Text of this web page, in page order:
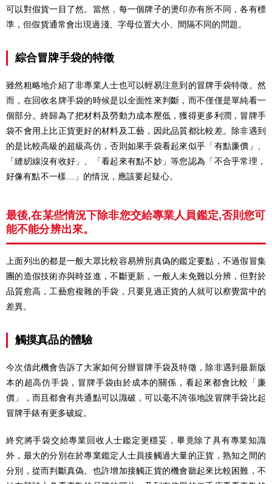
可以對假貨一目了然。當然，每一個牌子的燙印亦有所不同，各有標
準，但假貨通常會出現過淺、字母位置大小、間隔不同的問題。
綜合冒牌手袋的特徵
雖然粗略地介紹了非專業人士也可以輕易注意到的冒牌手袋特徵。然
而，在回收名牌手袋的時候是以全面性來判斷，而不僅僅是單純看一
個部分。終歸為了把材料及勞動力成本壓低，獲得更多利潤，冒牌手
袋不會用上比正貨更好的材料及工藝，因此品質都比較差。除非遇到
的是比較高級的超級高仿，否則如果手袋看起來似乎「有點廉價」、
「縫紉線沒有收好」、「看起來有點不妙」等您認為「不合乎常理，
好像有點不一樣…」的情況，應該要起疑心。
最後,在某些情況下除非您交給專業人員鑑定,否則您可
能不能分辨出來。
上面列出的都是一般大眾比較容易辨別真偽的鑑定要點，不過假冒集
團的造假技術亦與時並進，不斷更新，一般人未免難以分辨，但對於
品質愈高，工藝愈複雜的手袋，只要見過正貨的人就可以察覺當中的
差異。
觸摸真品的體驗
今次借此機會告訴了大家如何分辦冒牌手袋及特徵，除非遇到最新版
本的超高仿手袋，冒牌手袋由於成本的關係，看起來都會比較「廉
價」，而且都會有共通點可以識破，可以毫不誇張地說冒牌手袋比起
冒牌手錶有更多破綻。
終究將手袋交給專業回收人士鑑定更穩妥，畢竟除了具有專業知識
外，最大的分別在於專業鑑定人士員接觸過大量的正貨，熟知之間的
分別，從而判斷真偽。也許增加接觸正貨的機會聽起來比較困難，不